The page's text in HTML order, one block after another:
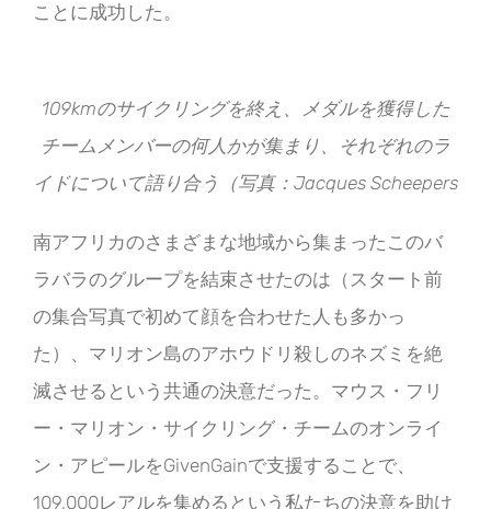
ことに成功した。
109kmのサイクリングを終え、メダルを獲得した
チームメンバーの何人かが集まり、それぞれのラ
イドについて語り合う（写真：Jacques Scheepers
南アフリカのさまざまな地域から集まったこのバ
ラバラのグループを結束させたのは（スタート前
の集合写真で初めて顔を合わせた人も多かっ
た）、マリオン島のアホウドリ殺しのネズミを絶
滅させるという共通の決意だった。マウス・フリ
ー・マリオン・サイクリング・チームのオンライ
ン・アピールをGivenGainで支援することで、
109,000レアルを集めるという私たちの決意を助け